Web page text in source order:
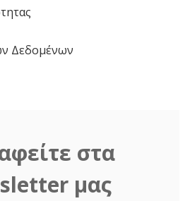
Δεδομένων
στα
μας